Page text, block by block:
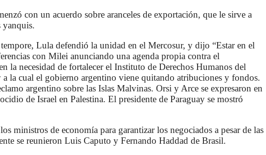
con un acuerdo sobre aranceles de exportación, que le sirve a
yanquis.
Lula defendió la unidad en el Mercosur, y dijo “Estar en el
con Milei anunciando una agenda propia contra el
la necesidad de fortalecer el Instituto de Derechos Humanos del
la cual el gobierno argentino viene quitando atribuciones y fondos.
argentino sobre las Islas Malvinas. Orsi y Arce se expresaron en
de Israel en Palestina. El presidente de Paraguay se mostró
ministros de economía para garantizar los negociados a pesar de las
se reunieron Luis Caputo y Fernando Haddad de Brasil.